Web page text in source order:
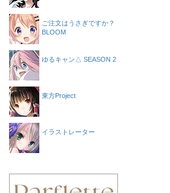
ご注文はうさぎですか？
BLOOM
ゆるキャン△ SEASON 2
東方Project
イラストレーター